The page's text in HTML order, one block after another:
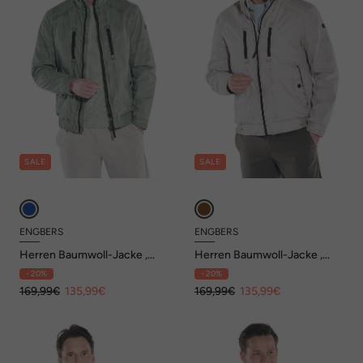
SALE
ENGBERS
Herren Baumwoll-Jacke ,
Hellblau
- 20%
169,99€ 135,99€
SALE
ENGBERS
Herren Baumwoll-Jacke ,
Beige
- 20%
169,99€ 135,99€